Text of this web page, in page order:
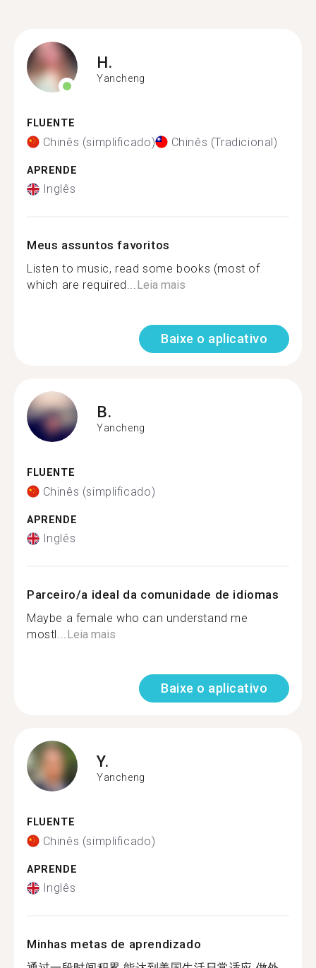
H.
Yancheng
FLUENTE
Chinês (simplificado) Chinês (Tradicional)
APRENDE
Inglês
Meus assuntos favoritos
Listen to music, read some books (most of
which are required...Leia mais
Baixe o aplicativo
B.
Yancheng
FLUENTE
Chinês (simplificado)
APRENDE
Inglês
Parceiro/a ideal da comunidade de idiomas
Maybe a female who can understand me
mostl...Leia mais
Baixe o aplicativo
Y.
Yancheng
FLUENTE
Chinês (simplificado)
APRENDE
Inglês
Minhas metas de aprendizado